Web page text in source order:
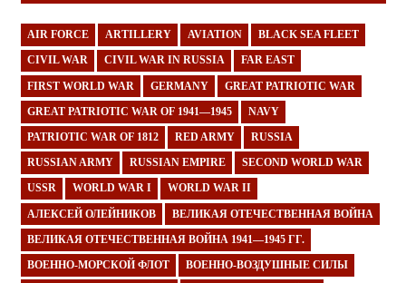
AIR FORCE ARTILLERY AVIATION BLACK SEA FLEET
CIVIL WAR CIVIL WAR IN RUSSIA FAR EAST
FIRST WORLD WAR GERMANY GREAT PATRIOTIC WAR
GREAT PATRIOTIC WAR OF 1941—1945 NAVY
PATRIOTIC WAR OF 1812 RED ARMY RUSSIA
RUSSIAN ARMY RUSSIAN EMPIRE SECOND WORLD WAR
USSR WORLD WAR I WORLD WAR II
АЛЕКСЕЙ ОЛЕЙНИКОВ ВЕЛИКАЯ ОТЕЧЕСТВЕННАЯ ВОЙНА
ВЕЛИКАЯ ОТЕЧЕСТВЕННАЯ ВОЙНА 1941—1945 ГГ.
ВОЕННО-МОРСКОЙ ФЛОТ ВОЕННО-ВОЗДУШНЫЕ СИЛЫ